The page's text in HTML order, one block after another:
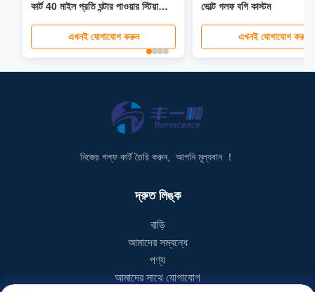
কার্ট 40 মাইল প্রতি ঘন্টার পাওয়ার স্টিয়ারিং
এখনই যোগাযোগ করুন
ভোল্ট গলফ বগি কাস্টম
এখনই যোগাযোগ করুন
নিজের গল্ফ কার্ট তৈরি করুন, আপনি মূল্যবান ！
দ্রুত লিঙ্ক
বাড়ি
আমাদের সম্বন্ধে
পণ্য
আমাদের সাথে যোগাযোগ